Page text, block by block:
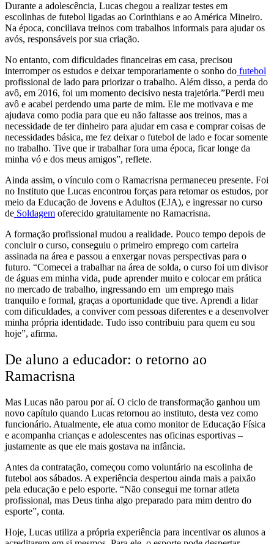
Durante a adolescência, Lucas chegou a realizar testes em
escolinhas de futebol ligadas ao Corinthians e ao América Mineiro.
Na época, conciliava treinos com trabalhos informais para ajudar os
avós, responsáveis por sua criação.
No entanto, com dificuldades financeiras em casa, precisou
interromper os estudos e deixar temporariamente o sonho do futebol
profissional de lado para priorizar o trabalho. Além disso, a perda do
avô, em 2016, foi um momento decisivo nesta trajetória.”Perdi meu
avô e acabei perdendo uma parte de mim. Ele me motivava e me
ajudava como podia para que eu não faltasse aos treinos, mas a
necessidade de ter dinheiro para ajudar em casa e comprar coisas de
necessidades básica, me fez deixar o futebol de lado e focar somente
no trabalho. Tive que ir trabalhar fora uma época, ficar longe da
minha vó e dos meus amigos”, reflete.
Ainda assim, o vínculo com o Ramacrisna permaneceu presente. Foi
no Instituto que Lucas encontrou forças para retomar os estudos, por
meio da Educação de Jovens e Adultos (EJA), e ingressar no curso
de Soldagem oferecido gratuitamente no Ramacrisna.
A formação profissional mudou a realidade. Pouco tempo depois de
concluir o curso, conseguiu o primeiro emprego com carteira
assinada na área e passou a enxergar novas perspectivas para o
futuro. “Comecei a trabalhar na área de solda, o curso foi um divisor
de águas em minha vida, pude aprender muito e colocar em prática
no mercado de trabalho, ingressando em um emprego mais
tranquilo e formal, graças a oportunidade que tive. Aprendi a lidar
com dificuldades, a conviver com pessoas diferentes e a desenvolver
minha própria identidade. Tudo isso contribuiu para quem eu sou
hoje”, afirma.
De aluno a educador: o retorno ao
Ramacrisna
Mas Lucas não parou por aí. O ciclo de transformação ganhou um
novo capítulo quando Lucas retornou ao instituto, desta vez como
funcionário. Atualmente, ele atua como monitor de Educação Física
e acompanha crianças e adolescentes nas oficinas esportivas –
justamente as que ele mais gostava na infância.
Antes da contratação, começou como voluntário na escolinha de
futebol aos sábados. A experiência despertou ainda mais a paixão
pela educação e pelo esporte. “Não consegui me tornar atleta
profissional, mas Deus tinha algo preparado para mim dentro do
esporte”, conta.
Hoje, Lucas utiliza a própria experiência para incentivar os alunos a